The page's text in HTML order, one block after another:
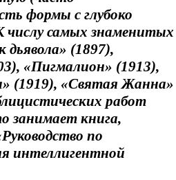
формы с глубоко
числу самых знаменитых
(1897),
«Пигмалион» (1913),
(1919), «Святая Жанна»
работ
занимает книга,
по
интеллигентной